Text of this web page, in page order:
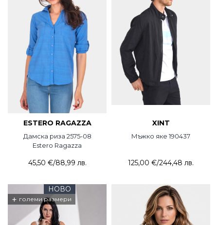
ESTERO RAGAZZA
Дамска риза 2575-08
Estero Ragazza
45,50 €/88,99 лв.
XINT
Мъжко яке 190437
125,00 €/244,48 лв.
НОВО
+ големи размери